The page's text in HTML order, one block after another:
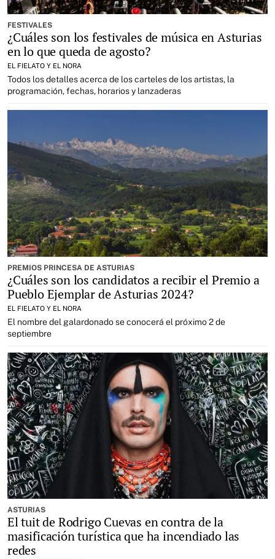
FESTIVALES
¿Cuáles son los festivales de música en Asturias
en lo que queda de agosto?
EL FIELATO Y EL NORA
Todos los detalles acerca de los carteles de los artistas, la
programación, fechas, horarios y lanzaderas
PREMIOS PRINCESA DE ASTURIAS
¿Cuáles son los candidatos a recibir el Premio a
Pueblo Ejemplar de Asturias 2024?
EL FIELATO Y EL NORA
El nombre del galardonado se conocerá el próximo 2 de
septiembre
ASTURIAS
El tuit de Rodrigo Cuevas en contra de la
masificación turística que ha incendiado las
redes